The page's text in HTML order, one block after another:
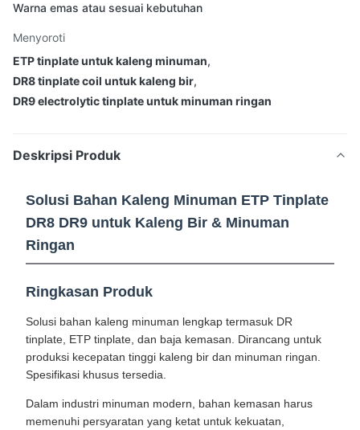
Warna emas atau sesuai kebutuhan
Menyoroti
ETP tinplate untuk kaleng minuman,
DR8 tinplate coil untuk kaleng bir,
DR9 electrolytic tinplate untuk minuman ringan
Deskripsi Produk
Solusi Bahan Kaleng Minuman ETP Tinplate
DR8 DR9 untuk Kaleng Bir & Minuman
Ringan
Ringkasan Produk
Solusi bahan kaleng minuman lengkap termasuk DR
tinplate, ETP tinplate, dan baja kemasan. Dirancang untuk
produksi kecepatan tinggi kaleng bir dan minuman ringan.
Spesifikasi khusus tersedia.
Dalam industri minuman modern, bahan kemasan harus
memenuhi persyaratan yang ketat untuk kekuatan,